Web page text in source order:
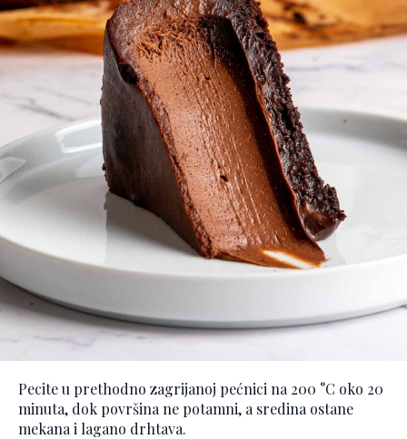
Pecite u prethodno zagrijanoj pećnici na 200 °C oko 20
minuta, dok površina ne potamni, a sredina ostane
mekana i lagano drhtava.